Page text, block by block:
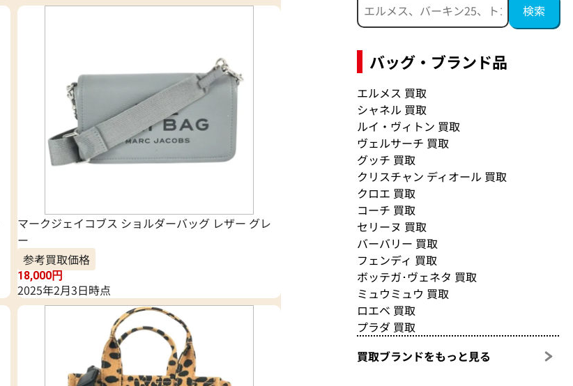
マークジェイコブス ショルダーバッグ レザー グレ
ー
参考買取価格
18,000円
2025年2月3日時点
バッグ・ブランド品
エルメス 買取
シャネル 買取
ルイ・ヴィトン 買取
ヴェルサーチ 買取
グッチ 買取
クリスチャン ディオール 買取
クロエ 買取
コーチ 買取
セリーヌ 買取
バーバリー 買取
フェンディ 買取
ボッテガ･ヴェネタ 買取
ミュウミュウ 買取
ロエベ 買取
プラダ 買取
買取ブランドをもっと見る